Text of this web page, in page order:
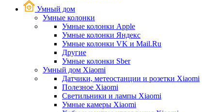
Умный дом
Умные колонки
Умные колонки Apple
Умные колонки Яндекс
Умные колонки VK и Mail.Ru
Другие
Умные колонки Sber
Умный дом Xiaomi
Датчики, метеостанции и розетки Xiaomi
Полезное Xiaomi
Светильники и лампы Xiaomi
Умные камеры Xiaomi